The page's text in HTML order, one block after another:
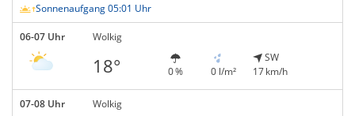
Sonnenaufgang 05:01 Uhr
06-07 Uhr Wolkig
18° 0 % 0 l/m²
SW
17 km/h
07-08 Uhr Wolkig